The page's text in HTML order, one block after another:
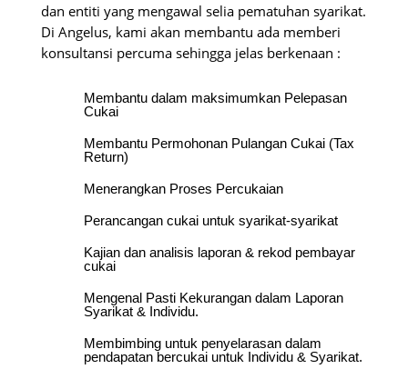
dan entiti yang mengawal selia pematuhan syarikat.
Di Angelus, kami akan membantu ada memberi
konsultansi percuma sehingga jelas berkenaan :
Membantu dalam maksimumkan Pelepasan
Cukai
Membantu Permohonan Pulangan Cukai (Tax
Return)
Menerangkan Proses Percukaian
Perancangan cukai untuk syarikat-syarikat
Kajian dan analisis laporan & rekod pembayar
cukai
Mengenal Pasti Kekurangan dalam Laporan
Syarikat & Individu.
Membimbing untuk penyelarasan dalam
pendapatan bercukai untuk Individu & Syarikat.